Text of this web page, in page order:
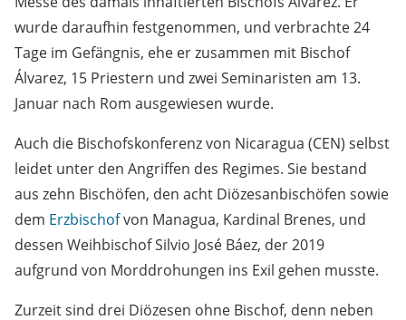
wurde daraufhin festgenommen, und verbrachte 24
Tage im Gefängnis, ehe er zusammen mit Bischof
Álvarez, 15 Priestern und zwei Seminaristen am 13.
Januar nach Rom ausgewiesen wurde.
Auch die Bischofskonferenz von Nicaragua (CEN) selbst
leidet unter den Angriffen des Regimes. Sie bestand
aus zehn Bischöfen, den acht Diözesanbischöfen sowie
dem Erzbischofvon Managua, Kardinal Brenes, und
dessen Weihbischof Silvio José Báez, der 2019
aufgrund von Morddrohungen ins Exil gehen musste.
Zurzeit sind drei Diözesen ohne Bischof, denn neben